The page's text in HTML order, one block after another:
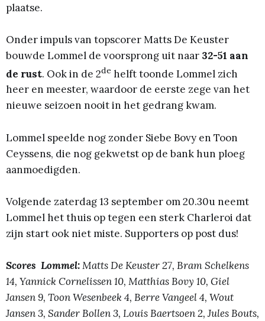
plaatse.
Onder impuls van topscorer Matts De Keuster
bouwde Lommel de voorsprong uit naar 32-51 aan
de rust. Ook in de 2de helft toonde Lommel zich
heer en meester, waardoor de eerste zege van het
nieuwe seizoen nooit in het gedrang kwam.
Lommel speelde nog zonder Siebe Bovy en Toon
Ceyssens, die nog gekwetst op de bank hun ploeg
aanmoedigden.
Volgende zaterdag 13 september om 20.30u neemt
Lommel het thuis op tegen een sterk Charleroi dat
zijn start ook niet miste. Supporters op post dus!
Scores Lommel:Matts De Keuster 27, Bram Schelkens
14, Yannick Cornelissen 10, Matthias Bovy 10, Giel
Jansen 9, Toon Wesenbeek 4, Berre Vangeel 4, Wout
Jansen 3, Sander Bollen 3, Louis Baertsoen 2, Jules Bouts,